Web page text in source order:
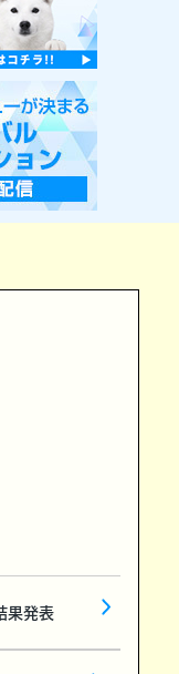
果発表